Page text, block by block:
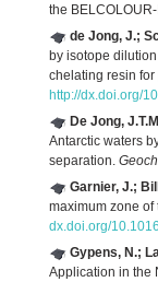
the
de Jong, J.;
by isotope
chelating resin
http://dx.doi.org/
De Jong,
Antarctic waters
separation.
Garnier, J.;
maximum zone of
dx.doi.org/
Gypens, N.;
Application in the